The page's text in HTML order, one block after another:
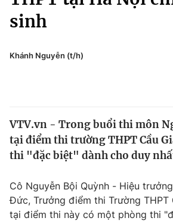
Xã hội
Pháp luật
Thế giới
Tin tức
Câu chuyện quốc tế
Kinh tế
Tài chính
Thị trường
Dữ liệu và đời sống
Văn hóa - Giải trí
Công nghệ
sinh
Khánh Nguyễn (t/h)
VTV.vn - Trong buổi thi môn
tại điểm thi trường THPT Cầu
thi "đặc biệt" dành cho duy
Cô Nguyễn Bội Quỳnh - Hiệu
Đức, Trưởng điểm thi Trường THPT
tại điểm thi này có một phòng thi